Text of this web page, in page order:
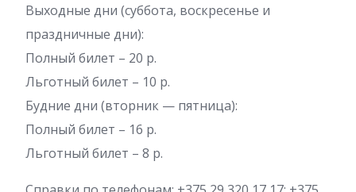
Выходные дни (суббота, воскресенье и
праздничные дни):
Полный билет – 20 р.
Льготный билет – 10 р.
Будние дни (вторник — пятница):
Полный билет – 16 р.
Льготный билет – 8 р.